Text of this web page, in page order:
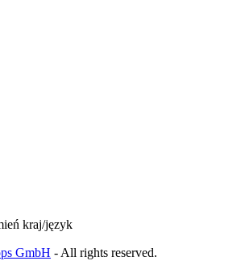
kraj/język
GmbH - All rights reserved.